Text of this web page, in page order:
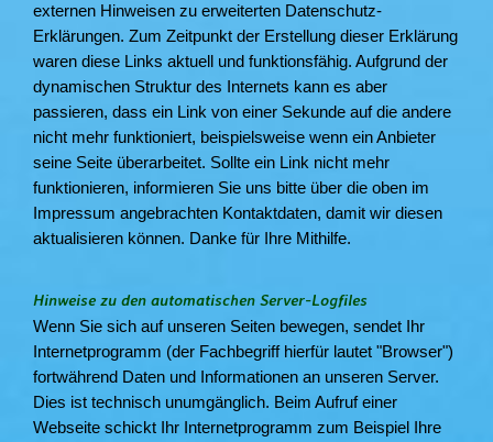
externen Hinweisen zu erweiterten Datenschutz-
Erklärungen. Zum Zeitpunkt der Erstellung dieser Erklärung
waren diese Links aktuell und funktionsfähig. Aufgrund der
dynamischen Struktur des Internets kann es aber
passieren, dass ein Link von einer Sekunde auf die andere
nicht mehr funktioniert, beispielsweise wenn ein Anbieter
seine Seite überarbeitet. Sollte ein Link nicht mehr
funktionieren, informieren Sie uns bitte über die oben im
Impressum angebrachten Kontaktdaten, damit wir diesen
aktualisieren können. Danke für Ihre Mithilfe.
Hinweise zu den automatischen Server-Logfiles
Wenn Sie sich auf unseren Seiten bewegen, sendet Ihr
Internetprogramm (der Fachbegriff hierfür lautet "Browser")
fortwährend Daten und Informationen an unseren Server.
Dies ist technisch unumgänglich. Beim Aufruf einer
Webseite schickt Ihr Internetprogramm zum Beispiel Ihre